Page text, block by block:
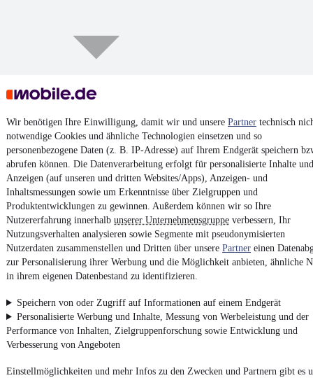
Wir benötigen Ihre Einwilligung, damit wir und unsere Partner technisch
notwendige Cookies und ähnliche Technologien einsetzen und so
personenbezogene Daten (z. B. IP-Adresse) auf Ihrem Endgerät speichern
abrufen können. Die Datenverarbeitung erfolgt für personalisierte Inhalte und
Anzeigen (auf unseren und dritten Websites/Apps), Anzeigen- und
Inhaltsmessungen sowie um Erkenntnisse über Zielgruppen und
Produktentwicklungen zu gewinnen. Außerdem können wir so Ihre
Nutzererfahrung innerhalb unserer Unternehmensgruppe verbessern, Ihr
Nutzungsverhalten analysieren sowie Segmente mit pseudonymisierten
Nutzerdaten zusammenstellen und Dritten über unsere Partner einen
zur Personalisierung ihrer Werbung und die Möglichkeit anbieten, ähnliche
in ihrem eigenen Datenbestand zu identifizieren.
Speichern von oder Zugriff auf Informationen auf einem Endgerät
Personalisierte Werbung und Inhalte, Messung von Werbeleistung und der
Performance von Inhalten, Zielgruppenforschung sowie Entwicklung und
Verbesserung von Angeboten
Einstellmöglichkeiten und mehr Infos zu den Zwecken und Partnern gibt es
Keine Inserate gefunden
¹MwSt. ausweisbar
Nutze mobile.de schnell und einfach
App installieren